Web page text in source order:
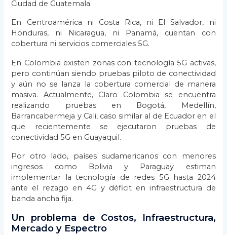
Ciudad de Guatemala.
En Centroamérica ni Costa Rica, ni El Salvador, ni
Honduras, ni Nicaragua, ni Panamá, cuentan con
cobertura ni servicios comerciales 5G.
En Colombia existen zonas con tecnología 5G activas,
pero continúan siendo pruebas piloto de conectividad
y aún no se lanza la cobertura comercial de manera
masiva. Actualmente, Claro Colombia se encuentra
realizando pruebas en Bogotá, Medellín,
Barrancabermeja y Cali, caso similar al de Ecuador en el
que recientemente se ejecutaron pruebas de
conectividad 5G en Guayaquil.
Por otro lado, países sudamericanos con menores
ingresos como Bolivia y Paraguay estiman
implementar la tecnología de redes 5G hasta 2024
ante el rezago en 4G y déficit en infraestructura de
banda ancha fija.
Un problema de Costos, Infraestructura,
Mercado y Espectro